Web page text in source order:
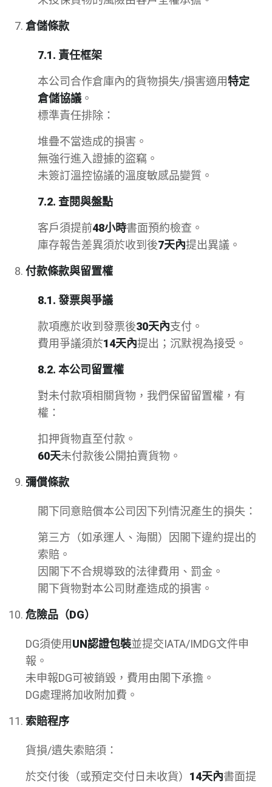
倉儲條款
7.1. 責任框架
本公司合作倉庫內的貨物損失/損害適用特定
倉儲協議 。
標準責任排除：
堆疊不當造成的損害。
無強行進入證據的盜竊。
未簽訂溫控協議的溫度敏感品變質。
7.2. 查閱與盤點
客戶須提前48小時書面預約檢查。
庫存報告差異須於收到後7天內提出異議。
付款條款與留置權
8.1. 發票與爭議
款項應於收到發票後30天內支付。
費用爭議須於14天內提出；沉默視為接受。
8.2. 本公司留置權
對未付款項相關貨物，我們保留留置權，有
權：
扣押貨物直至付款。
60天未付款後公開拍賣貨物。
彌償條款
閣下同意賠償本公司因下列情況產生的損失：
第三方（如承運人、海關）因閣下違約提出的
索賠。
因閣下不合規導致的法律費用、罰金。
閣下貨物對本公司財產造成的損害。
危險品（DG）
DG須使用UN認證包裝並提交IATA/IMDG文件申
報。
未申報DG可被銷毀，費用由閣下承擔。
DG處理將加收附加費。
索賠程序
貨損/遺失索賠須：
於交付後（或預定交付日未收貨） 14天內書面提